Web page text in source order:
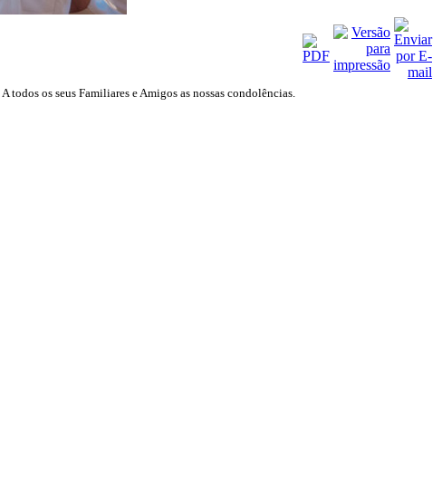
A todos os seus Familiares e Amigos as nossas condolências.